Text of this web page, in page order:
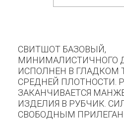
СВИТШОТ БАЗОВЫЙ,
МИНИМАЛИСТИЧНОГО
ИСПОЛНЕН В ГЛАДКОМ
СРЕДНЕЙ ПЛОТНОСТИ.
ЗАКАНЧИВАЕТСЯ
ИЗДЕЛИЯ В РУБЧИК.
СВОБОДНЫМ